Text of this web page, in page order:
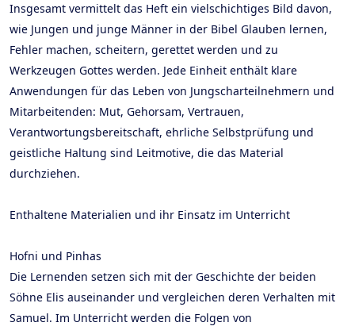
Insgesamt vermittelt das Heft ein vielschichtiges Bild davon,
wie Jungen und junge Männer in der Bibel Glauben lernen,
Fehler machen, scheitern, gerettet werden und zu
Werkzeugen Gottes werden. Jede Einheit enthält klare
Anwendungen für das Leben von Jungscharteilnehmern und
Mitarbeitenden: Mut, Gehorsam, Vertrauen,
Verantwortungsbereitschaft, ehrliche Selbstprüfung und
geistliche Haltung sind Leitmotive, die das Material
durchziehen.
Enthaltene Materialien und ihr Einsatz im Unterricht
Hofni und Pinhas
Die Lernenden setzen sich mit der Geschichte der beiden
Söhne Elis auseinander und vergleichen deren Verhalten mit
Samuel. Im Unterricht werden die Folgen von